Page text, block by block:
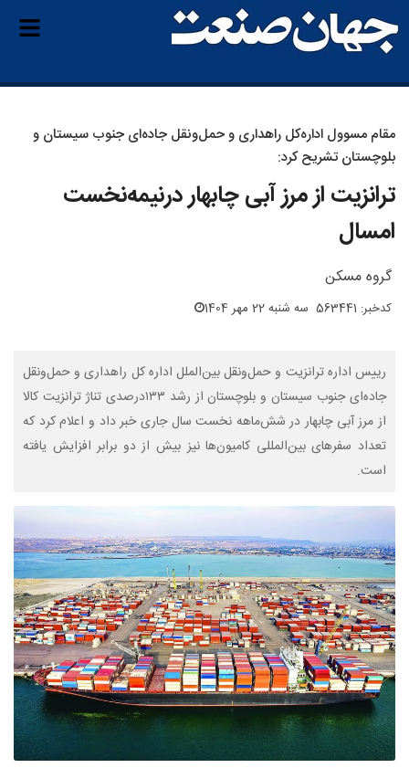
مقام مسوول اداره‌کل راهداری و حمل‌ونقل جاده‌ای جنوب سیستان و
بلوچستان تشریح کرد:
ترانزیت از مرز آبی چابهار درنیمه‌‌نخست
‌امسال
گروه مسکن
کدخبر: 563441 سه شنبه 22 مهر 1404
رییس اداره ترانزیت و حمل‌ونقل بین‌الملل اداره کل راهداری و حمل‌ونقل
جاده‌ای جنوب سیستان و بلوچستان از رشد ۱۳۳درصدی تناژ ترانزیت کالا
از مرز آبی چابهار در شش‌ماهه نخست سال جاری خبر داد و اعلام کرد که
تعداد سفرهای بین‌المللی کامیون‌ها نیز بیش از دو برابر افزایش یافته
است.